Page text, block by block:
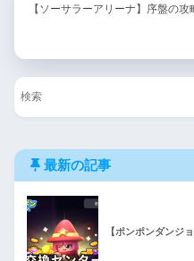
【ソーサラーアリーナ】序盤の
最新の記事
【ポンポンダンジ